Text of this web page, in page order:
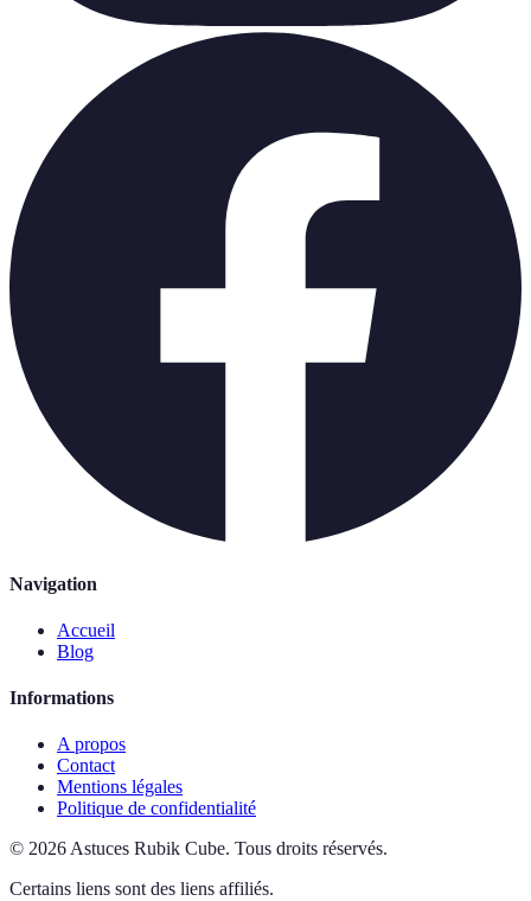
Navigation
Accueil
Blog
Informations
A propos
Contact
Mentions légales
Politique de confidentialité
© 2026 Astuces Rubik Cube. Tous droits réservés.
Certains liens sont des liens affiliés.